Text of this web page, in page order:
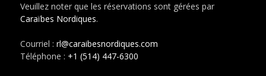
Veuillez noter que les réservations sont gérées par
Caraïbes Nordiques.
Courriel : rl@caraibesnordiques.com
Téléphone : +1 (514) 447-6300